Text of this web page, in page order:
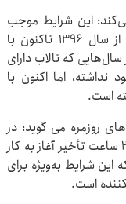
این شرایط موجب
بروز مشکلات تنفسی برای شهروندان شده و از سال ۱۳۹۶ تاکنون با
که تالاب دارای
اما اکنون با
است.
روزمره می گوید: در
برخی روزها، به دلیل شدت آلودگی، ادارات با ۲ ساعت تأخیر آغاز به کار
شرایط به‌ویژه برای
است.